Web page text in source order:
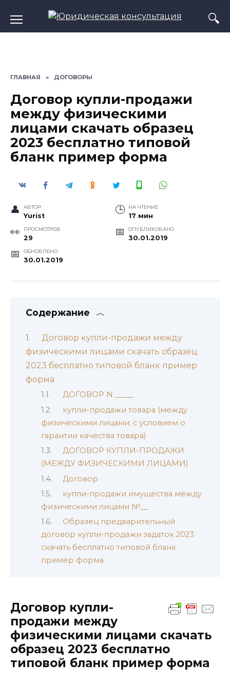
содержанию
ГЛАВНАЯ » ДОГОВОРЫ
Договор купли-продажи
между физическими
лицами скачать образец
2023 бесплатно типовой
бланк пример форма
АВТОР
Yurist
НА ЧТЕНИЕ
17 мин
ПРОСМОТРОВ
29
ОПУБЛИКОВАНО
30.01.2019
ОБНОВЛЕНО
30.01.2019
Содержание
Договор купли-продажи между
физическими лицами скачать образец
2023 бесплатно типовой бланк пример
форма
ДОГОВОР N _____
купли-продажи товара (между
физическими лицами; с условием о
гарантии качества товара)
ДОГОВОР КУПЛИ-ПРОДАЖИ
(МЕЖДУ ФИЗИЧЕСКИМИ ЛИЦАМИ)
Договор
купли-продажи имущества между
физическими лицами №__
Образец предварительный
договор купли-продажи задаток 2023
скачать бесплатно типовой бланк
пример форма
Договор купли-
продажи между
физическими лицами скачать
образец 2023 бесплатно
типовой бланк пример форма